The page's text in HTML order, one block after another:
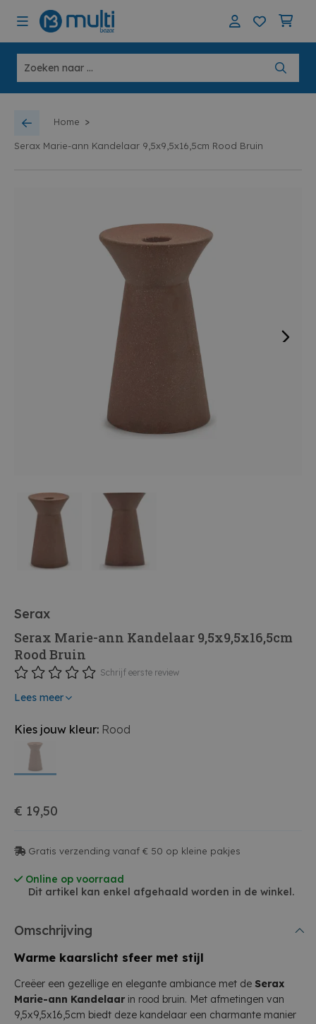
Home >
Serax Marie-ann Kandelaar 9,5x9,5x16,5cm Rood Bruin
Serax
Serax Marie-ann Kandelaar 9,5x9,5x16,5cm
Rood Bruin
Schrijf eerste review
Lees meer
Kies jouw kleur: Rood
€ 19,50
Gratis verzending vanaf € 50 op kleine pakjes
Online op voorraad
Dit artikel kan enkel afgehaald worden in de winkel.
Omschrijving
Warme kaarslicht sfeer met stijl
Creëer een gezellige en elegante ambiance met de Serax
Marie-ann Kandelaar in rood bruin. Met afmetingen van
9,5x9,5x16,5cm biedt deze kandelaar een charmante manier